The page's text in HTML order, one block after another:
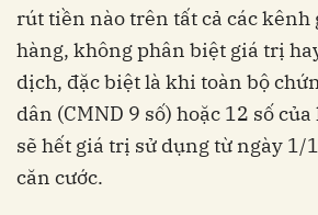
rút tiền nào trên tất cả các kênh
hàng, không phân biệt giá trị
dịch, đặc biệt là khi toàn bộ
dân (CMND 9 số) hoặc 12 số
sẽ hết giá trị sử dụng từ ngày 1/
căn cước.